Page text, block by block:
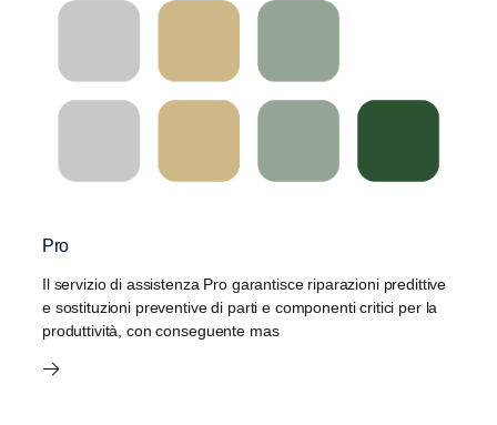
Pro
Il servizio di assistenza Pro garantisce riparazioni predittive
e sostituzioni preventive di parti e componenti critici per la
produttività, con conseguente mas